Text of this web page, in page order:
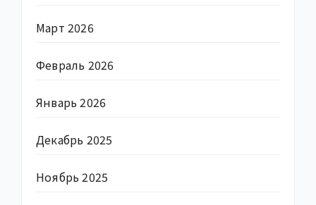
Март 2026
Февраль 2026
Январь 2026
Декабрь 2025
Ноябрь 2025